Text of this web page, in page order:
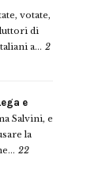
votate,
di
a... 2
e
Salvini, e
la
22